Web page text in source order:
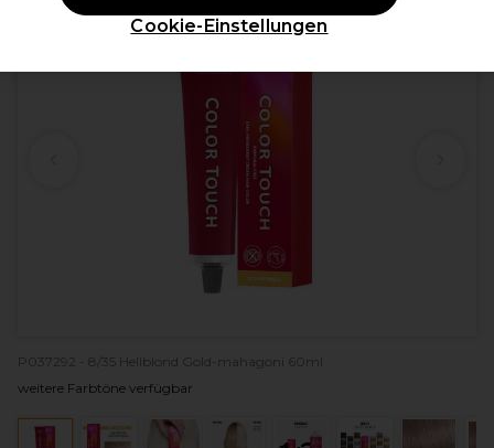
P037292 - 8/35 Hellblond Gold-mahagoni 60ml
weitere Farbtöne verfügbar
Cookie-Einstellungen